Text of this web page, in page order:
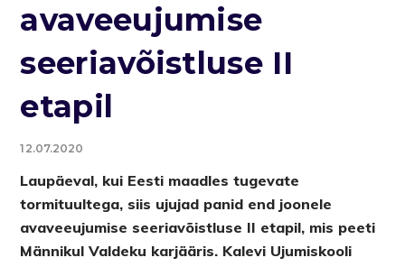
avaveeujumise
seeriavõistluse II
etapil
12.07.2020
Laupäeval, kui Eesti maadles tugevate
tormituultega, siis ujujad panid end joonele
avaveeujumise seeriavõistluse II etapil, mis peeti
Männikul Valdeku karjääris. Kalevi Ujumiskooli